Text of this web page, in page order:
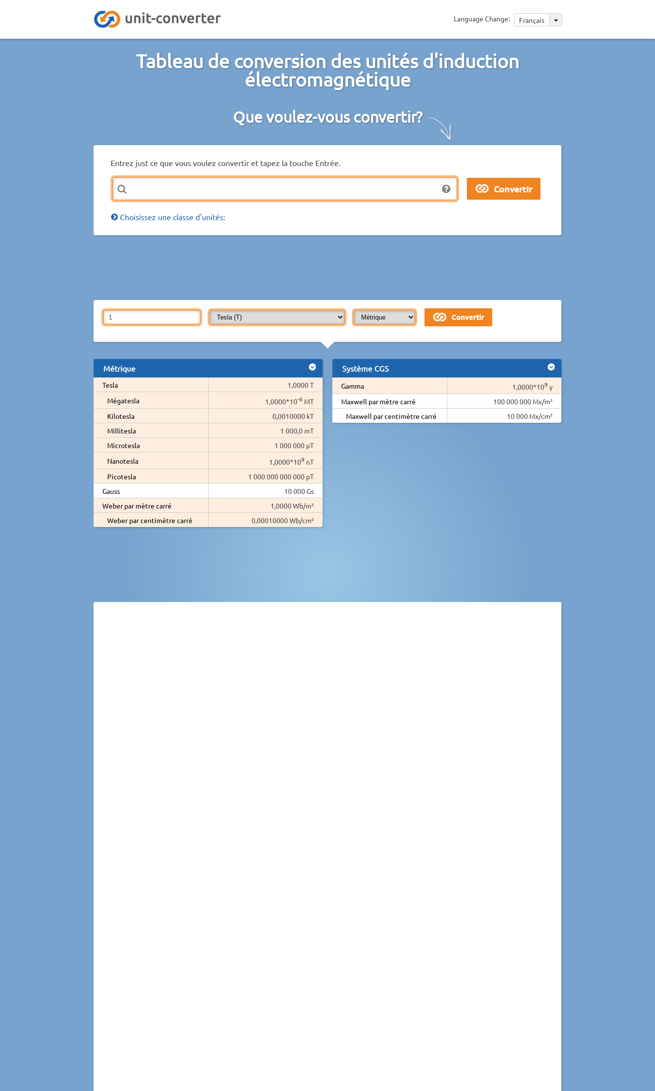
Language Change: Français
Tableau de conversion des unités d'induction
électromagnétique
Que voulez-vous convertir?
Entrez just ce que vous voulez convertir et tapez la touche Entrée.
Choisissez une classe d'unités:
Métrique
Tesla
1,0000 T
Mégatesla
1,0000*10-6 MT
Kilotesla
0,0010000 kT
Millitesla
1 000,0 mT
Microtesla
1 000 000 µT
Nanotesla
1,0000*109 nT
Picotesla
1 000 000 000 000 pT
Gauss
10 000 Gs
Weber par mètre carré
1,0000 Wb/m²
Weber par centimètre carré
0,00010000 Wb/cm²
Système CGS
Gamma 1,0000*109 γ
Maxwell par mètre carré
100 000 000 Mx/m²
Maxwell par centimètre carré
10 000 Mx/cm²